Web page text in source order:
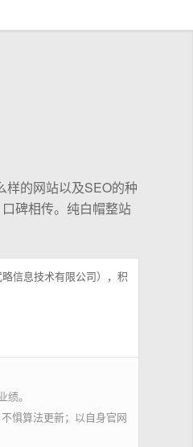
样的网站以及SEO的种
碑相传。纯白帽整站
信息技术有限公司），积
绩。
惧算法更新；以自身官网